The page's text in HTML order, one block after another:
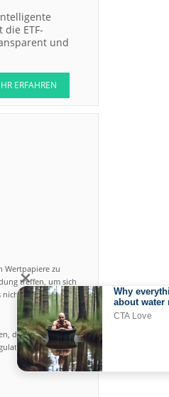
ETF-
und
ERFAHREN
Wertpapiere zu
treffen, um sich
nicht einfach ist und
das hohe Risiko
by CySEC